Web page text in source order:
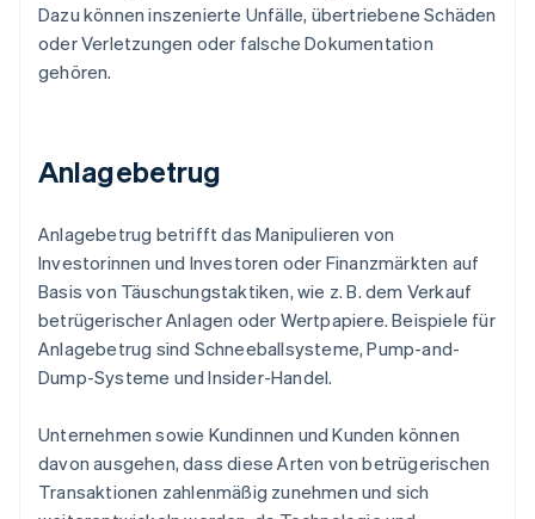
Dazu können inszenierte Unfälle, übertriebene Schäden
oder Verletzungen oder falsche Dokumentation
gehören.
Anlagebetrug
Anlagebetrug betrifft das Manipulieren von
Investorinnen und Investoren oder Finanzmärkten auf
Basis von Täuschungstaktiken, wie z. B. dem Verkauf
betrügerischer Anlagen oder Wertpapiere. Beispiele für
Anlagebetrug sind Schneeballsysteme, Pump-and-
Dump-Systeme und Insider-Handel.
Unternehmen sowie Kundinnen und Kunden können
davon ausgehen, dass diese Arten von betrügerischen
Transaktionen zahlenmäßig zunehmen und sich